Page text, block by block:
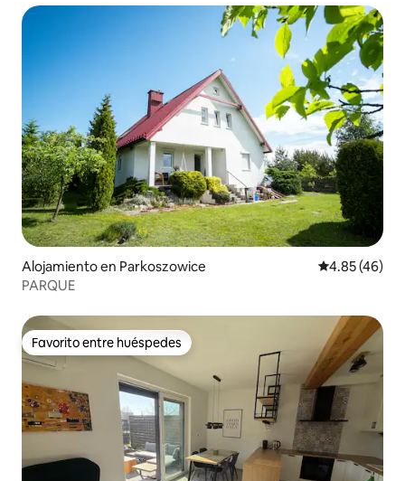
Alojamiento en Parkoszowice Calificación
4.85 (46)
PARQUE
Favorito entre huéspedes
Favorito entre huéspedes